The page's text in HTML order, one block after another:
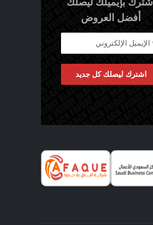
أفضل العروض